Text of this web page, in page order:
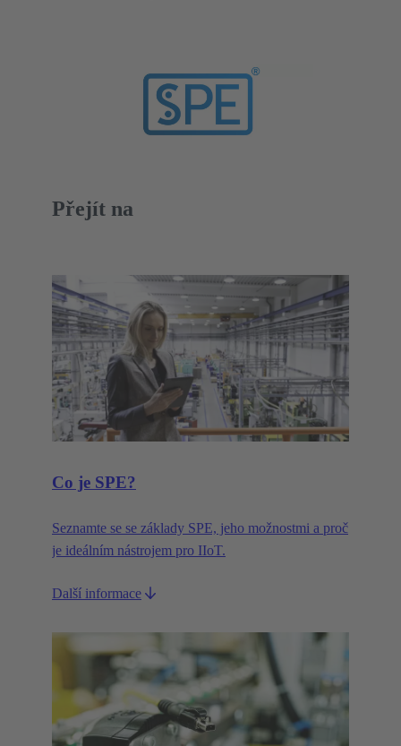
Přejít na
Co je SPE?
Seznamte se se základy SPE, jeho možnostmi a proč
je ideálním nástrojem pro IIoT.
Další informace